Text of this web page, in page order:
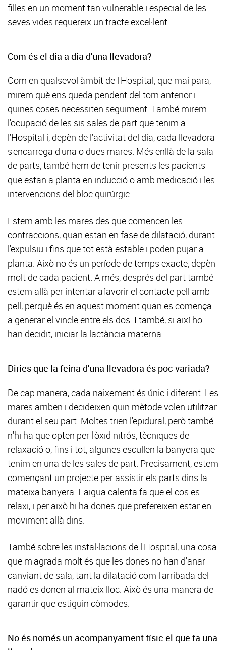
filles en un moment tan vulnerable i especial de les
seves vides requereix un tracte excel·lent.
Com és el dia a dia d'una llevadora?
Com en qualsevol àmbit de l'Hospital, que mai para,
mirem què ens queda pendent del torn anterior i
quines coses necessiten seguiment. També mirem
l'ocupació de les sis sales de part que tenim a
l'Hospital i, depèn de l'activitat del dia, cada llevadora
s'encarrega d'una o dues mares. Més enllà de la sala
de parts, també hem de tenir presents les pacients
que estan a planta en inducció o amb medicació i les
intervencions del bloc quirúrgic.
Estem amb les mares des que comencen les
contraccions, quan estan en fase de dilatació, durant
l'expulsiu i fins que tot està estable i poden pujar a
planta. Això no és un període de temps exacte, depèn
molt de cada pacient. A més, després del part també
estem allà per intentar afavorir el contacte pell amb
pell, perquè és en aquest moment quan es comença
a generar el vincle entre els dos. I també, si així ho
han decidit, iniciar la lactància materna.
Diries que la feina d'una llevadora és poc variada?
De cap manera, cada naixement és únic i diferent. Les
mares arriben i decideixen quin mètode volen utilitzar
durant el seu part. Moltes trien l'epidural, però també
n'hi ha que opten per l'òxid nitrós, tècniques de
relaxació o, fins i tot, algunes escullen la banyera que
tenim en una de les sales de part. Precisament, estem
començant un projecte per assistir els parts dins la
mateixa banyera. L'aigua calenta fa que el cos es
relaxi, i per això hi ha dones que prefereixen estar en
moviment allà dins.
També sobre les instal·lacions de l'Hospital, una cosa
que m'agrada molt és que les dones no han d'anar
canviant de sala, tant la dilatació com l'arribada del
nadó es donen al mateix lloc. Això és una manera de
garantir que estiguin còmodes.
No és només un acompanyament físic el que fa una